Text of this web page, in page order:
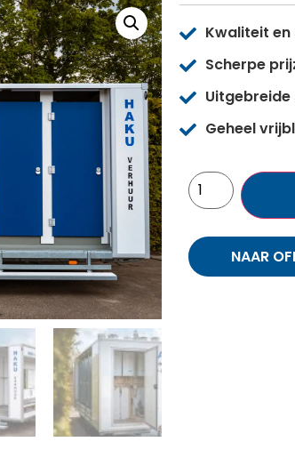
Kwaliteit
Scherpe
Geheel
NAAR